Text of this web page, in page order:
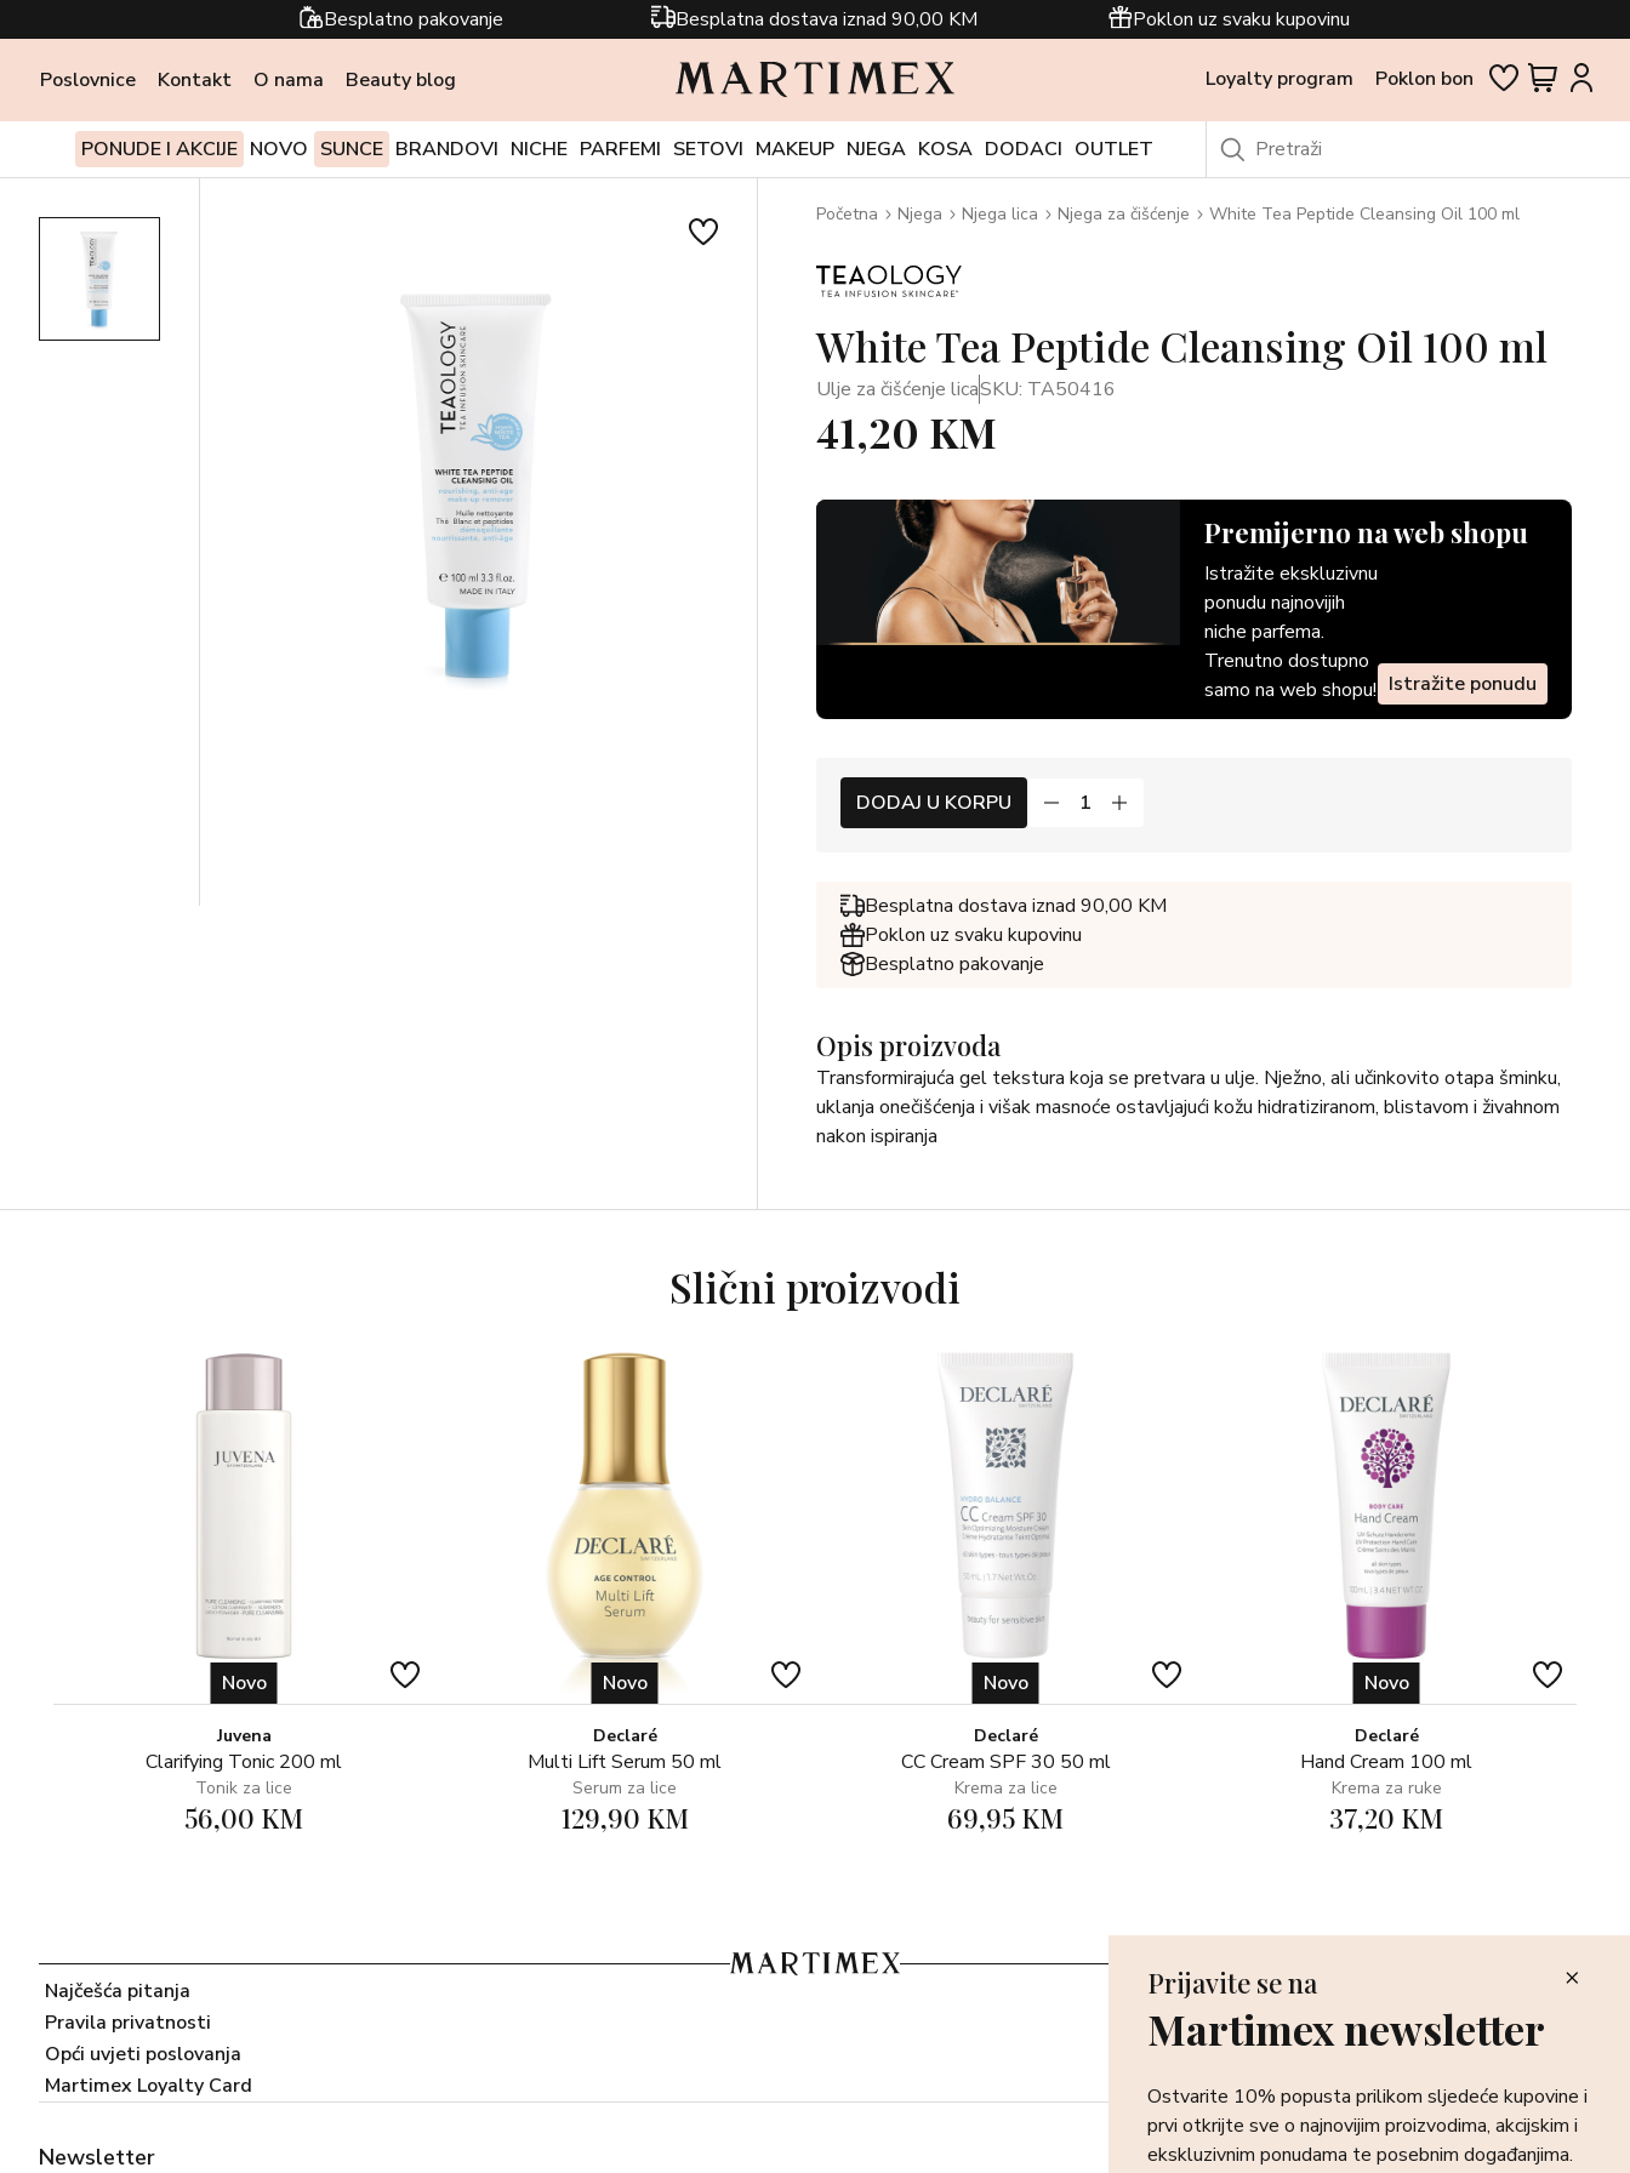
Besplatno pakovanje Besplatna dostava iznad 90,00 KM Poklon uz svaku kupovinu
Poslovnice Kontakt O nama Beauty blog Loyalty program Poklon bon
PONUDE I AKCIJE NOVO SUNCE BRANDOVI NICHE PARFEMI SETOVI MAKEUP NJEGA KOSA DODACI OUTLET
Početna Njega Njega lica Njega za čišćenje White Tea Peptide Cleansing Oil 100 ml
White Tea Peptide Cleansing Oil 100 ml
Ulje za čišćenje licaSKU: TA50416
41,20 KM
Premijerno na web shopu
Istražite ekskluzivnu
ponudu najnovijih
niche parfema.
Trenutno dostupno
samo na web shopu! Istražite ponudu
DODAJ U KORPU
Besplatna dostava iznad 90,00 KM
Poklon uz svaku kupovinu
Besplatno pakovanje
Opis proizvoda
Transformirajuća gel tekstura koja se pretvara u ulje. Nježno, ali učinkovito otapa šminku,
uklanja onečišćenja i višak masnoće ostavljajući kožu hidratiziranom, blistavom i živahnom
nakon ispiranja
Slični proizvodi
Novo
Juvena
Clarifying Tonic 200 ml
Tonik za lice
56,00 KM
Novo
Declaré
Multi Lift Serum 50 ml
Serum za lice
129,90 KM
Novo
Declaré
CC Cream SPF 30 50 ml
Krema za lice
69,95 KM
Novo
Declaré
Hand Cream 100 ml
Krema za ruke
37,20 KM
Najčešća pitanja
Pravila privatnosti
Opći uvjeti poslovanja
Martimex Loyalty Card
Poslovnice
Povrat i reklamacija
Dostava i isporuka
Plaćanje robe
Newsletter
Prijavite se na
Martimex newsletter
Ostvarite 10% popusta prilikom sljedeće kupovine i
prvi otkrijte sve o najnovijim proizvodima, akcijskim i
ekskluzivnim ponudama te posebnim događanjima.